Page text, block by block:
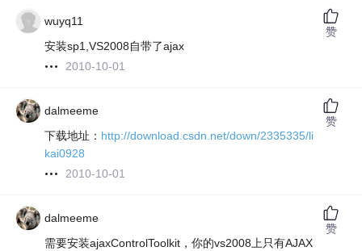
wuyq11
安装sp1,VS2008自带了ajax
2010-10-01
赞
dalmeeme
下载地址： http://download.csdn.net/down/2335335/li
kai0928
2010-10-01
赞
dalmeeme
需要安装ajaxControlToolkit，你的vs2008上只有AJAX
赞